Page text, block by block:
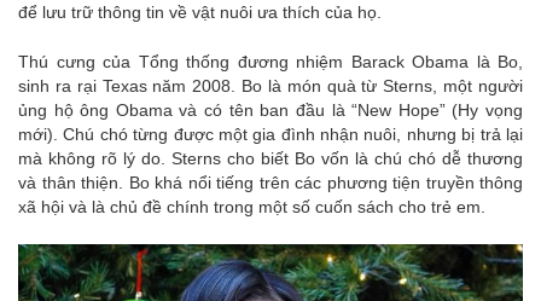
để lưu trữ thông tin về vật nuôi ưa thích của họ.
Thú cưng của Tổng thống đương nhiệm Barack Obama là Bo,
sinh ra rại Texas năm 2008. Bo là món quà từ Sterns, một người
ủng hộ ông Obama và có tên ban đầu là “New Hope” (Hy vọng
mới). Chú chó từng được một gia đình nhận nuôi, nhưng bị trả lại
mà không rõ lý do. Sterns cho biết Bo vốn là chú chó dễ thương
và thân thiện. Bo khá nổi tiếng trên các phương tiện truyền thông
xã hội và là chủ đề chính trong một số cuốn sách cho trẻ em.